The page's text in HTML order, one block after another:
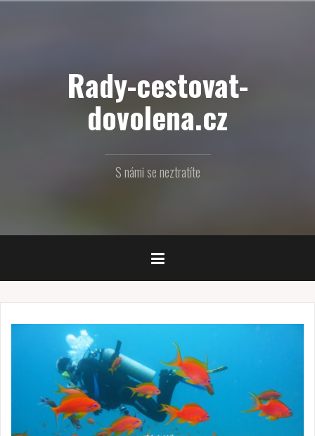
Rady-cestovat-
dovolena.cz
S námi se neztratíte